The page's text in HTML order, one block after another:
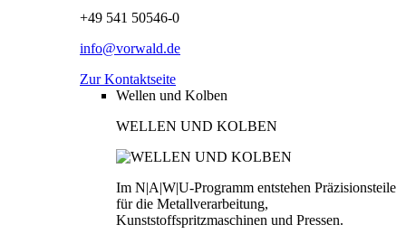
+49 541 50546-0
info@vorwald.de
Zur Kontaktseite
Wellen und Kolben
WELLEN UND KOLBEN
Im N|A|W|U-Programm entstehen Präzisionsteile
für die Metallverarbeitung,
Kunststoffspritzmaschinen und Pressen.